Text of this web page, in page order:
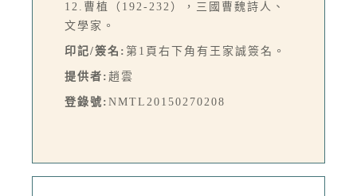
12.曹植（192-232），三國曹魏詩人、
文學家。
印記/簽名: 第1頁右下角有王家誠簽名。
提供者: 趙雲
登錄號: NMTL20150270208